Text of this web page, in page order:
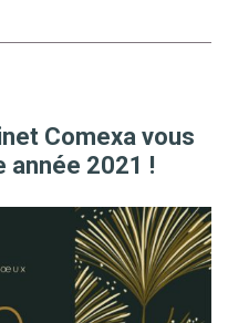
Comexa vous
année 2021 !